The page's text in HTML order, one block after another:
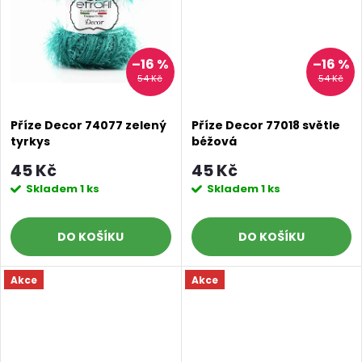
54 Kč
–16 %
Příze Decor 74077 zelený
tyrkys
45 Kč
Skladem1 ks
DO KOŠÍKU
54 Kč
–16 %
Příze Decor 77018 světle
béžová
45 Kč
Skladem1 ks
DO KOŠÍKU
Akce Akce